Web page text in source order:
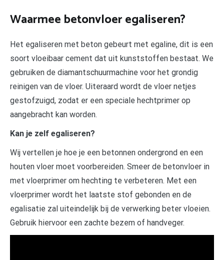
Waarmee betonvloer egaliseren?
Het egaliseren met beton gebeurt met egaline, dit is een
soort vloeibaar cement dat uit kunststoffen bestaat. We
gebruiken de diamantschuurmachine voor het grondig
reinigen van de vloer. Uiteraard wordt de vloer netjes
gestofzuigd, zodat er een speciale hechtprimer op
aangebracht kan worden.
Kan je zelf egaliseren?
Wij vertellen je hoe je een betonnen ondergrond en een
houten vloer moet voorbereiden. Smeer de betonvloer in
met vloerprimer om hechting te verbeteren. Met een
vloerprimer wordt het laatste stof gebonden en de
egalisatie zal uiteindelijk bij de verwerking beter vloeien.
Gebruik hiervoor een zachte bezem of handveger.